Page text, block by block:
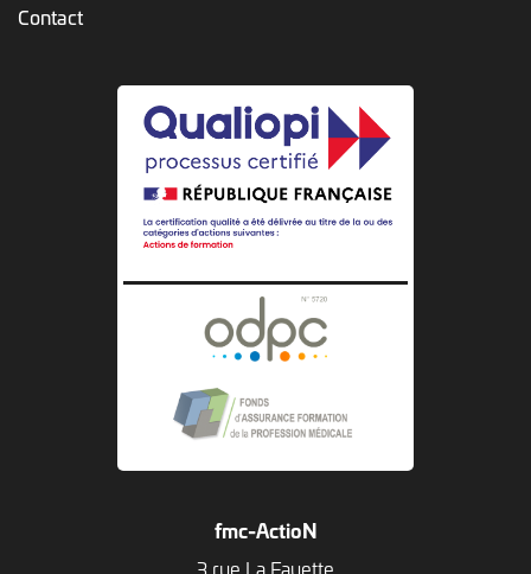
Contact
fmc-ActioN
3 rue La Fayette